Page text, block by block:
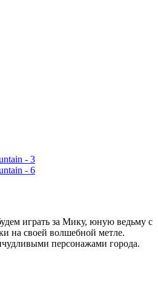
играть за Мику, юную ведьму с
на своей волшебной метле.
персонажами города.